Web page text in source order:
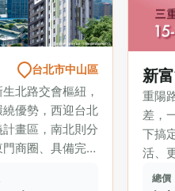
台北市中山區
北路交會樞紐，
優勢，西迎台北
畫區，南北則分
商圈、具備完整
新
重陽
差，
下搞
活、
向未
總價